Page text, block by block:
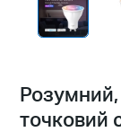
точковий